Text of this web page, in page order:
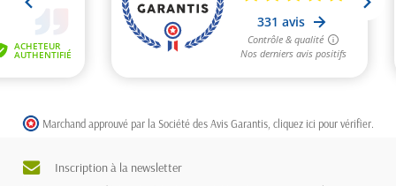
Marchand approuvé par la Société des Avis Garantis, cliquez ici pour vérifier
Inscription à la newsletter